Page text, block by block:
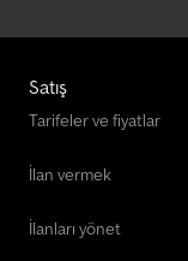
Diğer Çöp/İmha
Diğer Öğütücüler
Satış
Tarifeler ve fiyatlar
İlan vermek
İlanları yönet